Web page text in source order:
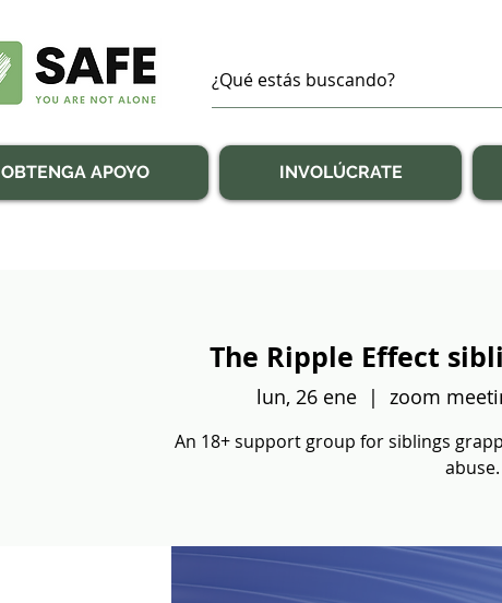
OBTENGA APOYO INVOLÚCRATE
The Ripple Effect
lun, 26 ene
  |
zoom
An 18+ support group for siblings
abuse.